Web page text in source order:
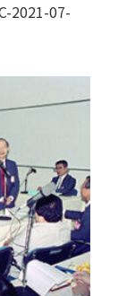
2021-07-